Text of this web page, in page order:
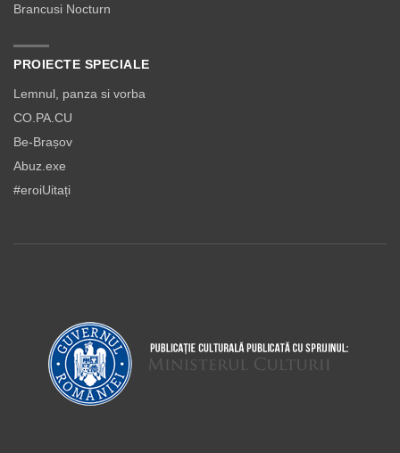
Brancusi Nocturn
PROIECTE SPECIALE
Lemnul, panza si vorba
CO.PA.CU
Be-Brașov
Abuz.exe
#eroiUitați